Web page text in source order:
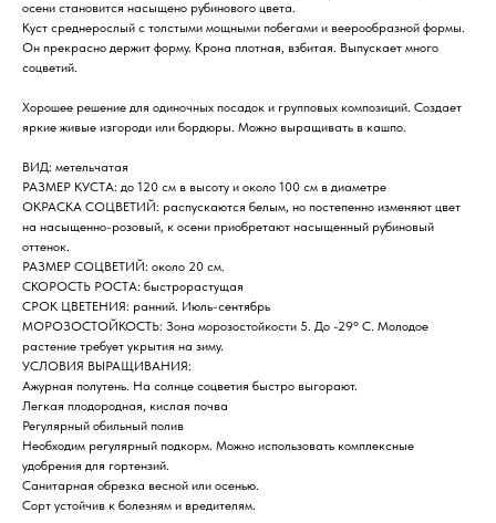
осени становится насыщено рубинового цвета.
Куст среднерослый с толстыми мощными побегами и веерообразной формы.
Он прекрасно держит форму. Крона плотная, взбитая. Выпускает много
соцветий.
Хорошее решение для одиночных посадок и групповых композиций. Создает
яркие живые изгороди или бордюры. Можно выращивать в кашпо.
ВИД: метельчатая
РАЗМЕР КУСТА: до 120 см в высоту и около 100 см в диаметре
ОКРАСКА СОЦВЕТИЙ: распускаются белым, но постепенно изменяют цвет
на насыщенно-розовый, к осени приобретают насыщенный рубиновый
оттенок.
РАЗМЕР СОЦВЕТИЙ: около 20 см.
СКОРОСТЬ РОСТА: быстрорастущая
СРОК ЦВЕТЕНИЯ: ранний. Июль-сентябрь
МОРОЗОСТОЙКОСТЬ: Зона морозостойкости 5. До -29° C. Молодое
растение требует укрытия на зиму.
УСЛОВИЯ ВЫРАЩИВАНИЯ:
Ажурная полутень. На солнце соцветия быстро выгорают.
Легкая плодородная, кислая почва
Регулярный обильный полив
Необходим регулярный подкорм. Можно использовать комплексные
удобрения для гортензий.
Санитарная обрезка весной или осенью.
Сорт устойчив к болезням и вредителям.